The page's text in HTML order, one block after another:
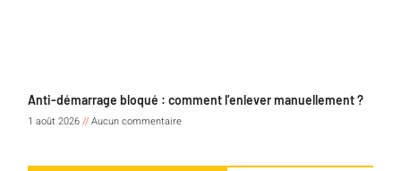
Anti-démarrage bloqué : comment l’enlever manuellement ?
1 août 2026
Aucun commentaire